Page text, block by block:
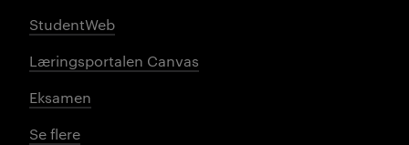
StudentWeb
Læringsportalen Canvas
Eksamen
Se flere